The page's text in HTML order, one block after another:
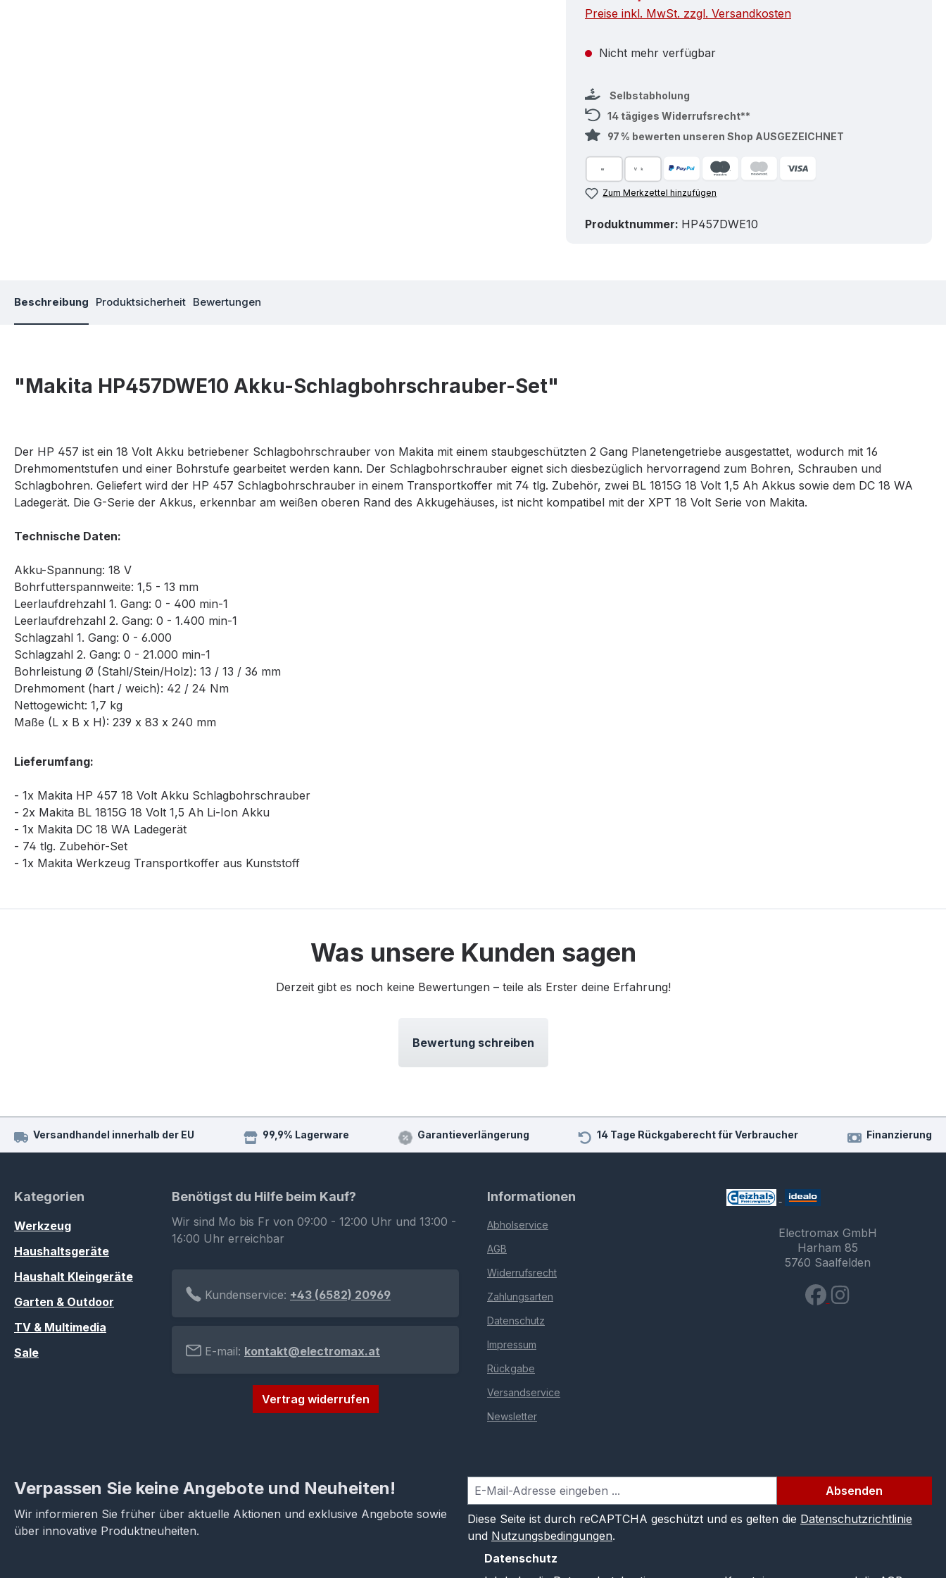
Preise inkl. MwSt. zzgl. Versandkosten
Nicht mehr verfügbar
Selbstabholung
14 tägiges Widerrufsrecht**
97 % bewerten unseren Shop AUSGEZEICHNET
Zum Merkzettel hinzufügen
Produktnummer: HP457DWE10
Beschreibung Produktsicherheit Bewertungen
"Makita HP457DWE10 Akku-Schlagbohrschrauber-Set"
Der HP 457 ist ein 18 Volt Akku betriebener Schlagbohrschrauber von Makita mit einem staubgeschützten 2 Gang Planetengetriebe ausgestattet, wodurch mit 16
Drehmomentstufen und einer Bohrstufe gearbeitet werden kann. Der Schlagbohrschrauber eignet sich diesbezüglich hervorragend zum Bohren, Schrauben und
Schlagbohren. Geliefert wird der HP 457 Schlagbohrschrauber in einem Transportkoffer mit 74 tlg. Zubehör, zwei BL 1815G 18 Volt 1,5 Ah Akkus sowie dem DC 18 WA
Ladegerät. Die G-Serie der Akkus, erkennbar am weißen oberen Rand des Akkugehäuses, ist nicht kompatibel mit der XPT 18 Volt Serie von Makita.
Technische Daten:
Akku-Spannung: 18 V
Bohrfutterspannweite: 1,5 - 13 mm
Leerlaufdrehzahl 1. Gang: 0 - 400 min-1
Leerlaufdrehzahl 2. Gang: 0 - 1.400 min-1
Schlagzahl 1. Gang: 0 - 6.000
Schlagzahl 2. Gang: 0 - 21.000 min-1
Bohrleistung Ø (Stahl/Stein/Holz): 13 / 13 / 36 mm
Drehmoment (hart / weich): 42 / 24 Nm
Nettogewicht: 1,7 kg
Maße (L x B x H): 239 x 83 x 240 mm
Lieferumfang:
- 1x Makita HP 457 18 Volt Akku Schlagbohrschrauber
- 2x Makita BL 1815G 18 Volt 1,5 Ah Li-Ion Akku
- 1x Makita DC 18 WA Ladegerät
- 74 tlg. Zubehör-Set
- 1x Makita Werkzeug Transportkoffer aus Kunststoff
Was unsere Kunden sagen
Derzeit gibt es noch keine Bewertungen – teile als Erster deine Erfahrung!
Bewertung schreiben
Versandhandel innerhalb der EU 99,9% Lagerware Garantieverlängerung 14 Tage Rückgaberecht für Verbraucher Finanzierung
Kategorien
Werkzeug
Haushaltsgeräte
Haushalt Kleingeräte
Garten & Outdoor
TV & Multimedia
Sale
Benötigst du Hilfe beim Kauf?
Wir sind Mo bis Fr von 09:00 - 12:00 Uhr und 13:00 -
16:00 Uhr erreichbar
Kundenservice: +43 (6582) 20969
E-mail: kontakt@electromax.at
Vertrag widerrufen
Informationen
Abholservice
AGB
Widerrufsrecht
Zahlungsarten
Datenschutz
Impressum
Rückgabe
Versandservice
Newsletter
Electromax GmbH
Harham 85
5760 Saalfelden
Verpassen Sie keine Angebote und Neuheiten!
Wir informieren Sie früher über aktuelle Aktionen und exklusive Angebote sowie
über innovative Produktneuheiten.
Absenden
Diese Seite ist durch reCAPTCHA geschützt und es gelten die Datenschutzrichtlinie
und Nutzungsbedingungen.
Datenschutz